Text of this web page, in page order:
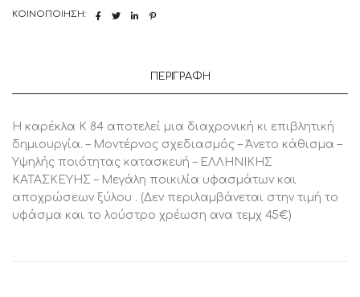
ΚΟΙΝΟΠΟΊΗΣΗ:
ΠΕΡΙΓΡΑΦΉ
Η καρέκλα Κ 84 αποτελεί μια διαχρονική κι επιβλητική
δημιουργία. – Μοντέρνος σχεδιασμός – Άνετο κάθισμα –
Υψηλής ποιότητας κατασκευή – ΕΛΛΗΝΙΚΗΣ
ΚΑΤΑΣΚΕΥΗΣ – Μεγάλη ποικιλία υφασμάτων και
αποχρώσεων ξύλου . (Δεν περιλαμβάνεται στην τιμή το
υφάσμα και το λούστρο χρέωση ανα τεμχ 45€)